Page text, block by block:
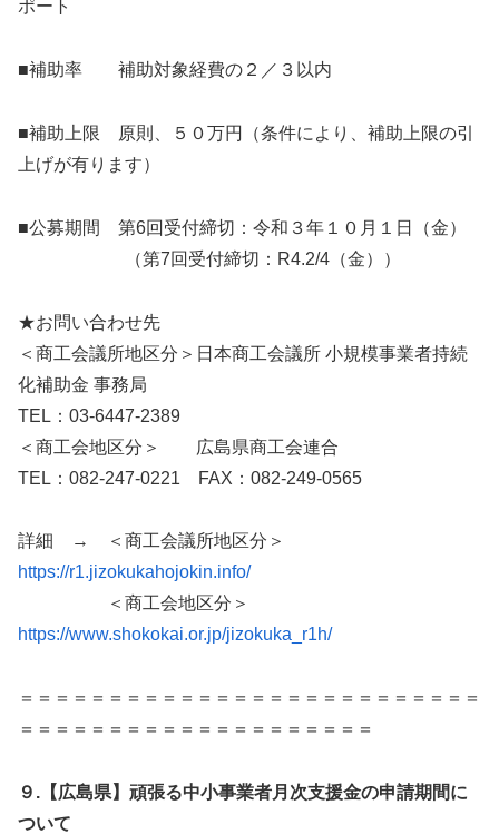
ポート
■補助率 補助対象経費の２／３以内
■補助上限 原則、５０万円（条件により、補助上限の引
上げが有ります）
■公募期間 第6回受付締切：令和３年１０月１日（金）
（第7回受付締切：R4.2/4（金））
★お問い合わせ先
＜商工会議所地区分＞日本商工会議所 小規模事業者持続
化補助金 事務局
TEL：03-6447-2389
＜商工会地区分＞ 広島県商工会連合
TEL：082-247-0221 FAX：082-249-0565
詳細 → ＜商工会議所地区分＞
https://r1.jizokukahojokin.info/
＜商工会地区分＞
https://www.shokokai.or.jp/jizokuka_r1h/
＝＝＝＝＝＝＝＝＝＝＝＝＝＝＝＝＝＝＝＝＝＝＝＝＝＝
＝＝＝＝＝＝＝＝＝＝＝＝＝＝＝＝＝＝＝＝
９.【広島県】頑張る中小事業者月次支援金の申請期間に
ついて